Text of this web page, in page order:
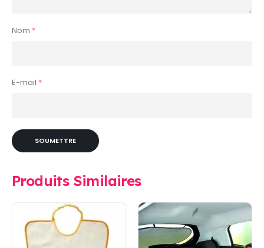
Nom *
E-mail *
Produits Similaires